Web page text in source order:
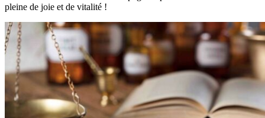
pleine de joie et de vitalité !